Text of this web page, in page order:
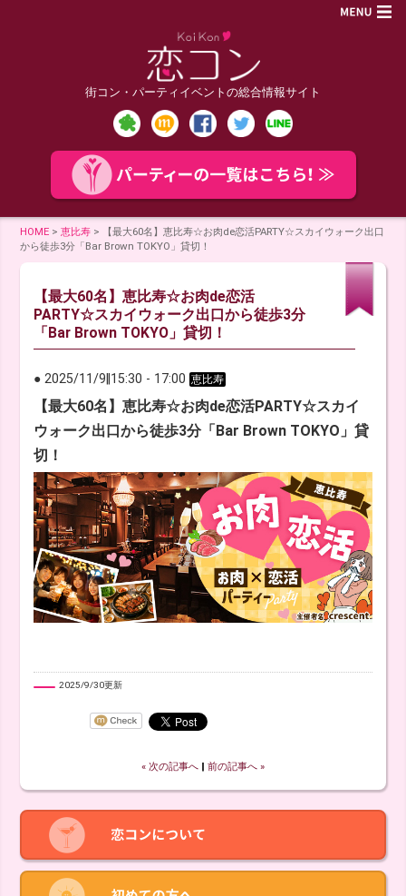
街コン・パーティイベントの総合情報サイト
HOME >恵比寿 >
【最大60名】恵比寿☆お肉de恋活PARTY☆スカイウォーク出口
から徒歩3分「Bar Brown TOKYO」貸切！
【最大60名】恵比寿☆お肉de恋活
PARTY☆スカイウォーク出口から徒歩3分
「Bar Brown TOKYO」貸切！
● 2025/11/9 15:30 - 17:00 恵比寿
【最大60名】恵比寿☆お肉de恋活PARTY☆スカイ
ウォーク出口から徒歩3分「Bar Brown TOKYO」貸
切！
2025/9/30更新
« 次の記事へ 前の記事へ »